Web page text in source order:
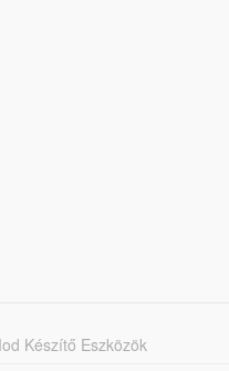
Készítő Eszközök